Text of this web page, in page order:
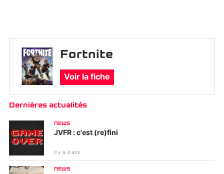
Fortnite
Voir la fiche
Dernières actualités
NEWS
JVFR : c'est (re)fini
Il y a 4 ans
NEWS